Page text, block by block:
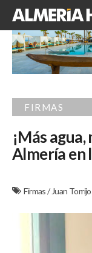
FIRMAS
¡Más
Almería en
Firmas/ Juan